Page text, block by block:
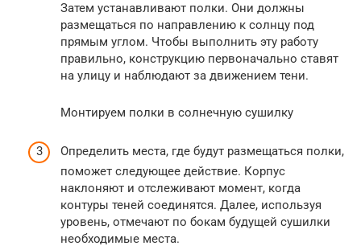
Затем устанавливают полки. Они должны
размещаться по направлению к солнцу под
прямым углом. Чтобы выполнить эту работу
правильно, конструкцию первоначально ставят
на улицу и наблюдают за движением тени.
Монтируем полки в солнечную сушилку
Определить места, где будут размещаться полки,
поможет следующее действие. Корпус
наклоняют и отслеживают момент, когда
контуры теней соединятся. Далее, используя
уровень, отмечают по бокам будущей сушилки
необходимые места.